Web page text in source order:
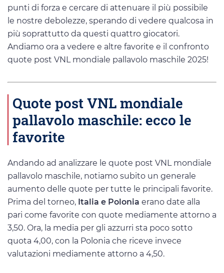
punti di forza e cercare di attenuare il più possibile
le nostre debolezze, sperando di vedere qualcosa in
più soprattutto da questi quattro giocatori.
Andiamo ora a vedere e altre favorite e il confronto
quote post VNL mondiale pallavolo maschile 2025!
Quote post VNL mondiale
pallavolo maschile: ecco le
favorite
Andando ad analizzare le quote post VNL mondiale
pallavolo maschile, notiamo subito un generale
aumento delle quote per tutte le principali favorite.
Prima del torneo, Italia e Polonia erano date alla
pari come favorite con quote mediamente attorno a
3,50. Ora, la media per gli azzurri sta poco sotto
quota 4,00, con la Polonia che riceve invece
valutazioni mediamente attorno a 4,50.